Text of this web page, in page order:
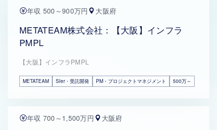
年収 500～900万円 大阪府
METATEAM株式会社：【大阪】インフラ
PMPL
【大阪】インフラPMPL
METATEAM SIer・受託開発 PM・プロジェクトマネジメント 500万～
年収 700～1,500万円 大阪府